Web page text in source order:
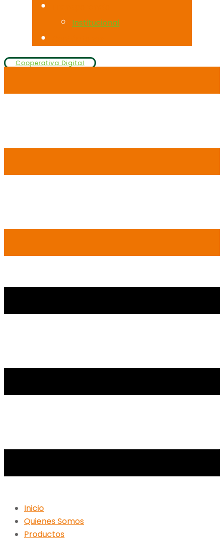
Institucional
Cooperativa Digital
Inicio
Quienes Somos
Productos